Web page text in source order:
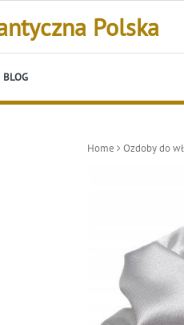
Polska
BLOG
Home Ozdoby do